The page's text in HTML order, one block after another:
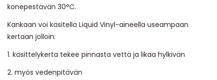
konepestävän 30°C.
Kankaan voi käsitellä Liquid Vinyl-aineella useampaan
kertaan jolloin:
1. käsittelykerta tekee pinnasta vettä ja likaa hylkivän
2. myös vedenpitävän